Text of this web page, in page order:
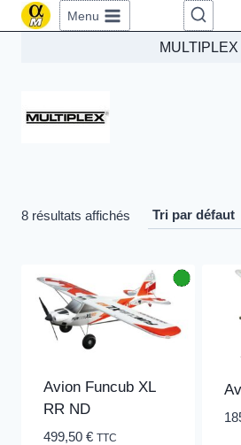
Aller
au
Menu
MULTIPLEX
8 résultats affichés
Avion Funcub XL
RR ND
499,50 € TTC